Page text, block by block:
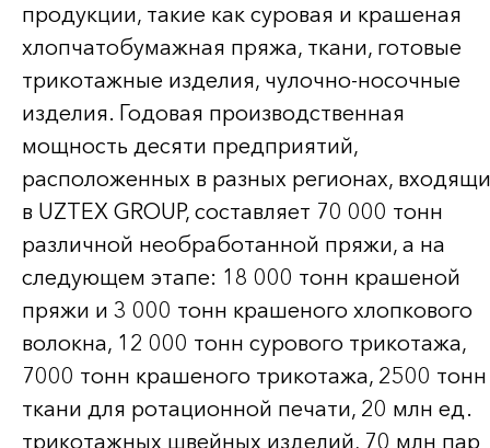
продукции, такие как суровая и крашеная
хлопчатобумажная пряжа, ткани, готовые
трикотажные изделия, чулочно-носочные
изделия. Годовая производственная
мощность десяти предприятий,
расположенных в разных регионах,
в UZTEX GROUP, составляет 70 000 тонн
различной необработанной пряжи, а на
следующем этапе: 18 000 тонн крашеной
пряжи и 3 000 тонн крашеного хлопкового
волокна, 12 000 тонн сурового трикотажа,
7000 тонн крашеного трикотажа, 2500 тонн
ткани для ротационной печати, 20 млн ед.
трикотажных швейных изделий, 70 млн пар